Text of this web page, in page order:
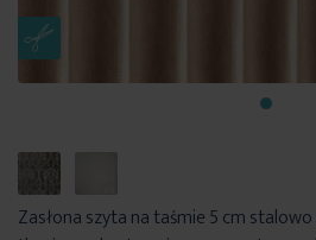
Zasłona szyta na taśmie 5 cm